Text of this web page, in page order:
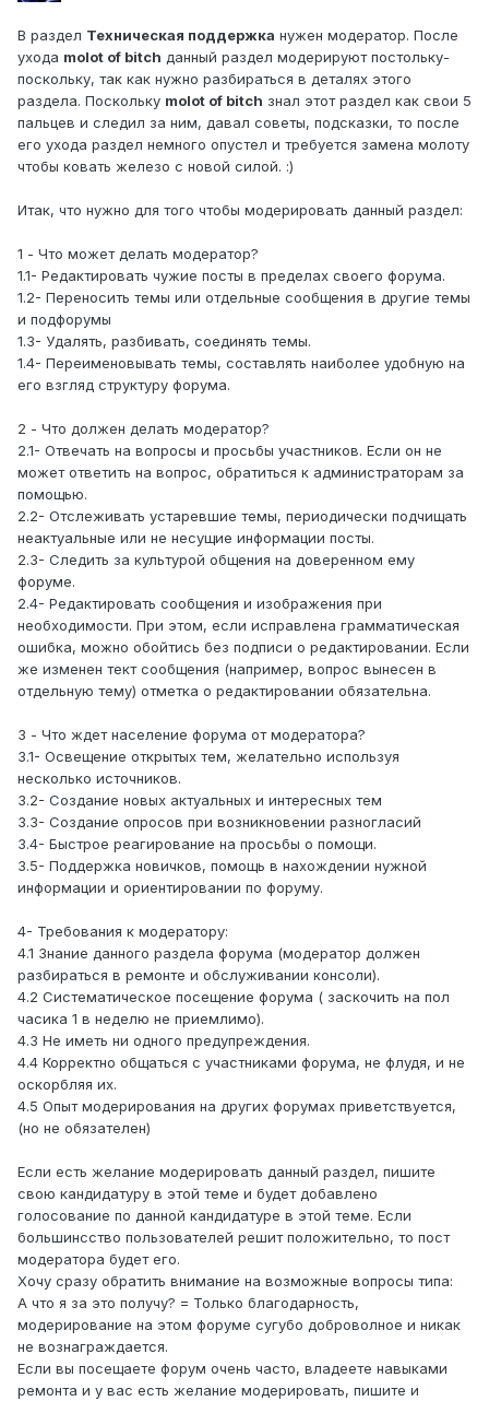
В раздел Техническая поддержка нужен модератор. После
ухода molot of bitch данный раздел модерируют постольку-
поскольку, так как нужно разбираться в деталях этого
раздела. Поскольку molot of bitch знал этот раздел как свои 5
пальцев и следил за ним, давал советы, подсказки, то после
его ухода раздел немного опустел и требуется замена молоту
чтобы ковать железо с новой силой. :)
Итак, что нужно для того чтобы модерировать данный раздел:
1 - Что может делать модератор?
1.1- Редактировать чужие посты в пределах своего форума.
1.2- Пeреносить темы или отдельные сообщения в другие темы
и подфорумы
1.3- Удалять, разбивать, соединять темы.
1.4- Переименовывать темы, составлять наиболее удобную на
его взгляд структуру форума.
2 - Что должен делать модератор?
2.1- Отвечать на вопросы и просьбы участников. Если он не
может ответить на вопрос, обратиться к администраторам за
помощью.
2.2- Отслеживать устаревшие темы, периодически подчищать
неактуальные или не несущие информации посты.
2.3- Следить за культурой общения на доверенном ему
форуме.
2.4- Редактировать сообщения и изображения при
необходимости. При этом, если исправлена грамматическая
ошибка, можно обойтись без подписи о редактировании. Если
же изменен тект сообщения (например, вопрос вынесен в
отдельную тему) отметка о редактировании обязательна.
3 - Что ждет население форума от модератора?
3.1- Освещение открытых тем, желательно используя
несколько источников.
3.2- Создание новых актуальных и интересных тем
3.3- Создание опросов при возникновении разногласий
3.4- Быстрое реагирование на просьбы о помощи.
3.5- Поддержка новичков, помощь в нахождении нужной
информации и ориентировании по форуму.
4- Требования к модератору:
4.1 Знание данного раздела форума (модератор должен
разбираться в ремонте и обслуживании консоли).
4.2 Систематическое посещение форума ( заскочить на пол
часика 1 в неделю не приемлимо).
4.3 Не иметь ни одного предупреждения.
4.4 Корректно общаться с участниками форума, не флудя, и не
оскорбляя их.
4.5 Опыт модерирования на других форумах приветствуется,
(но не обязателен)
Если есть желание модерировать данный раздел, пишите
свою кандидатуру в этой теме и будет добавлено
голосование по данной кандидатуре в этой теме. Если
большинсство пользователей решит положительно, то пост
модератора будет его.
Хочу сразу обратить внимание на возможные вопросы типа:
А что я за это получу? = Только благодарность,
модерирование на этом форуме сугубо доброволное и никак
не вознаграждается.
Если вы посещаете форум очень часто, владеете навыками
ремонта и у вас есть желание модерировать, пишите и